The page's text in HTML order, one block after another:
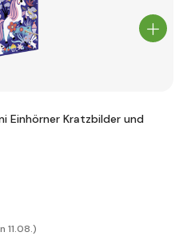
Einhörner Kratzbilder und
11.08.)